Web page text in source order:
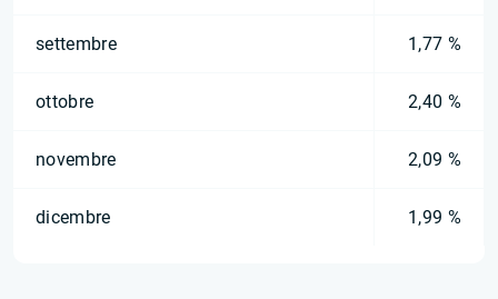
settembre 1,77 %
ottobre 2,40 %
novembre 2,09 %
dicembre 1,99 %